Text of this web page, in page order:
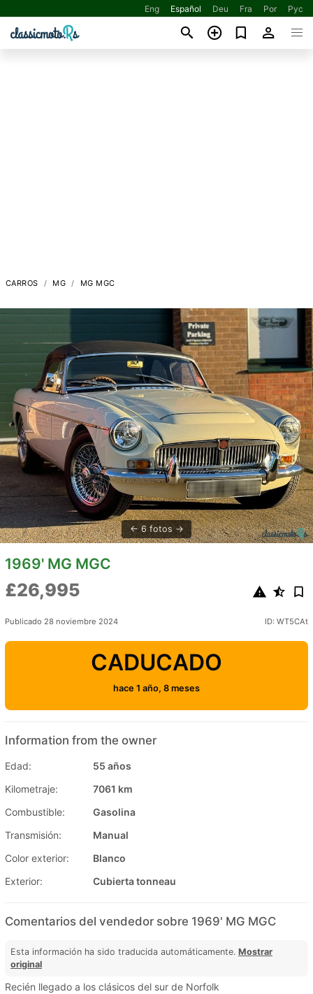
Eng Español Deu Fra Por Рус
CARROS MG MG MGC
6 fotos
1969' MG MGC
£26,995
Publicado 28 noviembre 2024 ID: WT5CAt
CADUCADO
hace 1 año, 8 meses
Information from the owner
Edad:
55 años
Kilometraje:
7061 km
Combustible:
Gasolina
Transmisión:
Manual
Color exterior:
Blanco
Exterior:
Сubierta tonneau
Comentarios del vendedor sobre 1969' MG MGC
Esta información ha sido traducida automáticamente. Mostrar
original
Recién llegado a los clásicos del sur de Norfolk